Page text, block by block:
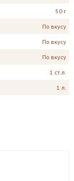
50 г
По вкусу
По вкусу
По вкусу
1 ст.л.
1 л.